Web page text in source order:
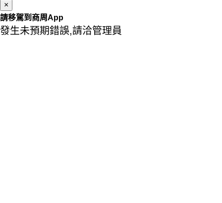
×
請移駕到商周App
發生未預期錯誤,請洽管理員